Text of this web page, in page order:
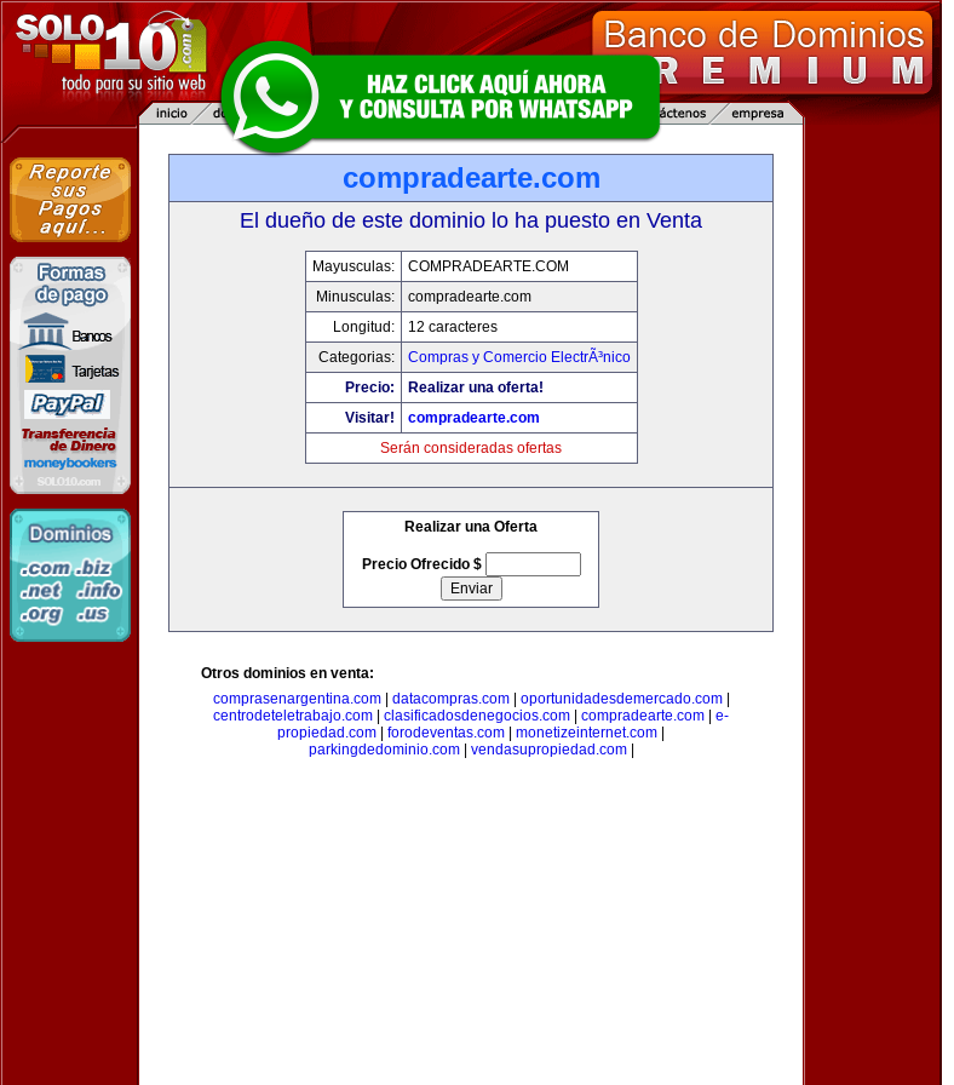
compradearte.com
El dueño de este dominio lo ha puesto en Venta
Mayusculas:
COMPRADEARTE.COM
Minusculas:
compradearte.com
Longitud:
12 caracteres
Categorias:
Compras y Comercio ElectrÃ³nico
Precio:
Realizar una oferta!
Visitar!
compradearte.com
Serán consideradas ofertas
Realizar una Oferta
Precio Ofrecido $
Otros dominios en venta:
comprasenargentina.com| datacompras.com| oportunidadesdemercado.com|
centrodeteletrabajo.com
clasificadosdenegocios.com compradearte.com
e-
propiedad.com
forodeventas.com monetizeinternet.com
parkingdedominio.com| vendasupropiedad.com|